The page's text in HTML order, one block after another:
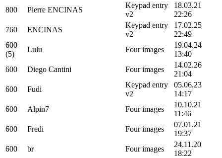
800
Pierre ENCINAS
Keypad entry
v2
18.03.21
22:26
760
ENCINAS
Keypad entry
v2
17.02.25
22:49
600
(5)
Lulu Four images
19.04.24
13:40
600
Diego Cantini Four images
14.02.26
21:04
600
Fudi
Keypad entry
v2
05.06.23
14:17
600
Alpin7 Four images
10.10.21
11:46
600
Fredi Four images
07.01.21
19:37
600
br Four images
24.11.20
18:22